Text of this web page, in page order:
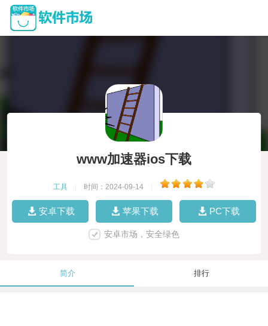
www加速器ios下载
工具 时间：2024-09-14
安卓下载 苹果下载 PC下载
安卓市场，安全绿色
简介 排行